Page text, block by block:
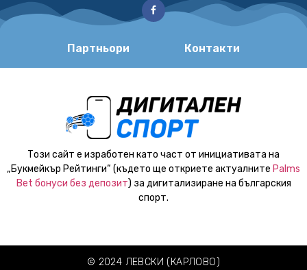
Партньори Контакти
Този сайт е изработен като част от инициативата на
„Букмейкър Рейтинги“ (където ще откриете актуалните Palms
Bet бонуси без депозит) за дигитализиране на българския
спорт.
© 2024 ЛЕВСКИ (КАРЛОВО)